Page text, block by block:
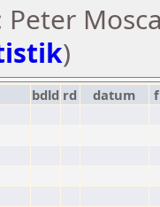
Peter
)
bdld rd datum
f